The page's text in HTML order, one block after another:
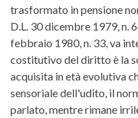
trasformato in pensione
D.L. 30 dicembre 1979, n.
febbraio 1980, n. 33, va
costitutivo del diritto è la
acquisita in età evolutiva
sensoriale dell'udito, il
parlato, mentre rimane